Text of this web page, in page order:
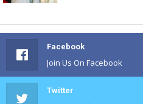
Facebook
Join Us On Facebook
Twitter